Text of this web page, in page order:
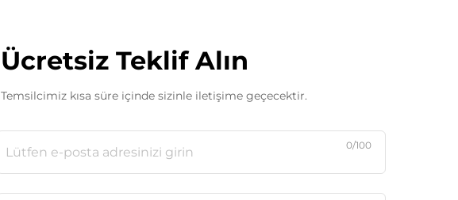
Ücretsiz Teklif Alın
Temsilcimiz kısa süre içinde sizinle iletişime geçecektir.
0/100